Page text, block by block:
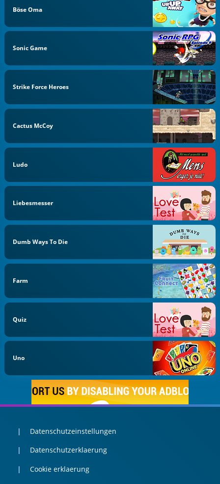
Böse Oma
Sonic Game
Strike Force Heroes
Cactus McCoy
Ludo
Liebesmesser
Dumb Ways To Die
Farm
Quiz
Uno
Datenschutzeinstellungen
Datenschutzerklaerung
Cookie erklaerung